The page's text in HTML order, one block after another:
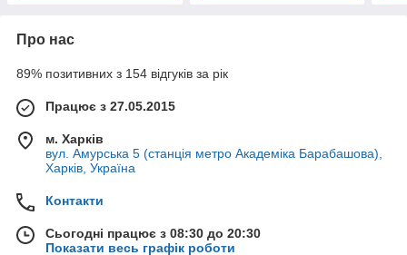
Про нас
89% позитивних з 154 відгуків за рік
Працює з 27.05.2015
м. Харків
вул. Амурська 5 (станція метро Академіка Барабашова),
Харків, Україна
Контакти
Сьогодні працює з 08:30 до 20:30
Показати весь графік роботи